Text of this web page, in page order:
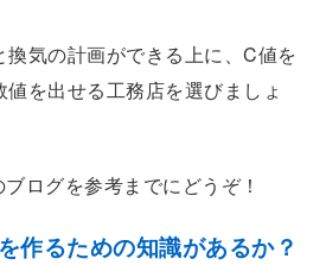
気の計画ができる上に、C値を
を出せる工務店を選びましょ
ログを参考までにどうぞ！
作るための知識があるか？